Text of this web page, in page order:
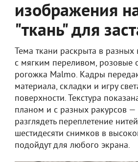
изображения
"ткань" для
Тема ткани раскрыта в разных
с мягким переливом, розовые
рогожка Malmo. Кадры
материала, складки и игру
поверхности. Текстура
планом и с разных ракурсов
разглядеть переплетение
шестидесяти снимков в
подойдут для любого экрана.